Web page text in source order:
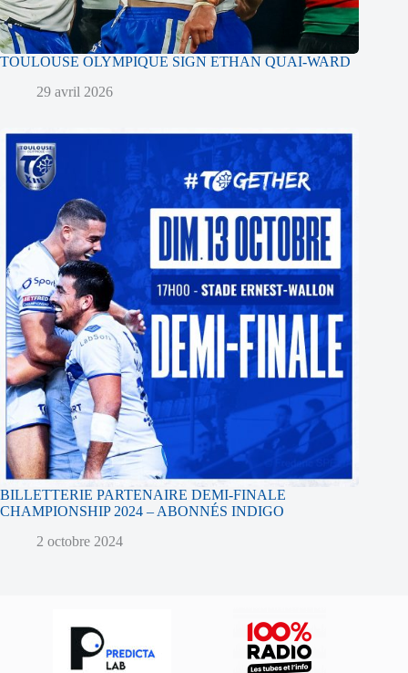
TOULOUSE OLYMPIQUE SIGN ETHAN QUAI-WARD
29 avril 2026
BILLETTERIE PARTENAIRE DEMI-FINALE
CHAMPIONSHIP 2024 – ABONNÉS INDIGO
2 octobre 2024